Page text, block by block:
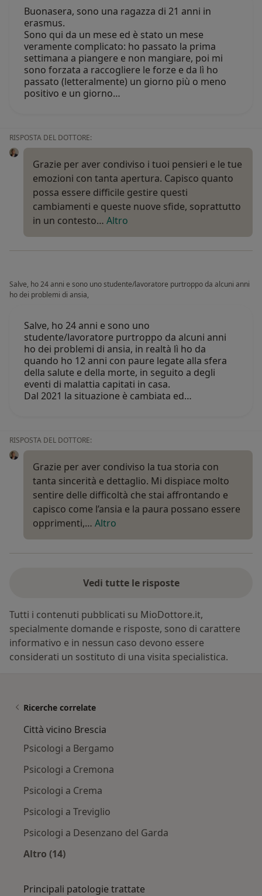
Buonasera, sono una ragazza di 21 anni in
erasmus.
Sono qui da un mese ed è stato un mese
veramente complicato: ho passato la prima
settimana a piangere e non mangiare, poi mi
sono forzata a raccogliere le forze e da lì ho
passato (letteralmente) un giorno più o meno
positivo e un giorno…
RISPOSTA DEL DOTTORE:
Grazie per aver condiviso i tuoi pensieri e le tue
emozioni con tanta apertura. Capisco quanto
possa essere difficile gestire questi
cambiamenti e queste nuove sfide, soprattutto
in un contesto… Altro
Salve, ho 24 anni e sono uno studente/lavoratore purtroppo da alcuni anni
ho dei problemi di ansia,
Salve, ho 24 anni e sono uno
studente/lavoratore purtroppo da alcuni anni
ho dei problemi di ansia, in realtà lì ho da
quando ho 12 anni con paure legate alla sfera
della salute e della morte, in seguito a degli
eventi di malattia capitati in casa.
Dal 2021 la situazione è cambiata ed…
RISPOSTA DEL DOTTORE:
Grazie per aver condiviso la tua storia con
tanta sincerità e dettaglio. Mi dispiace molto
sentire delle difficoltà che stai affrontando e
capisco come l’ansia e la paura possano essere
opprimenti,… Altro
Vedi tutte le risposte
Tutti i contenuti pubblicati su MioDottore.it,
specialmente domande e risposte, sono di carattere
informativo e in nessun caso devono essere
considerati un sostituto di una visita specialistica.
Ricerche correlate
Città vicino Brescia
Psicologi a Bergamo
Psicologi a Cremona
Psicologi a Crema
Psicologi a Treviglio
Psicologi a Desenzano del Garda
Altro (14)
Principali patologie trattate